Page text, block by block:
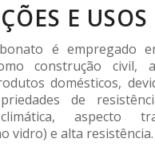
E USOS
é empregado
construção civil,
domésticos,
de
aspecto
vidro) e alta resistência.